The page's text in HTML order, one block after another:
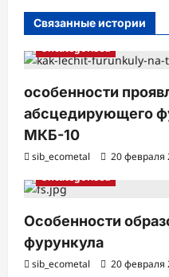
Связанные истории
Uncategorised
особенности
абсцедирующего
МКБ-10
sib_ecometal 20 февраля
Uncategorised
Особенности
фурункула
sib_ecometal 20 февраля